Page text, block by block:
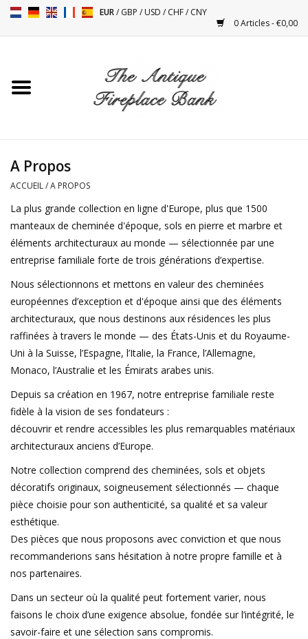
EUR/GBP /USD /CHF/CNY
0 Articles - €0,00
Cheminées Antiques
Poêles
Tables
Objets Anciens et Vintage
Objets Décoratifs Pour
Aménagement Extérieur
Sols En Pierre, Terre Cuite &
Marbre
Outlet
Clients Satisfaits
Marbres Antiques
Base de Données IA
Login
Cartes Cadeaux
A Propos
ACCUEIL/A PROPOS
La plus grande collection en ligne d'Europe, plus que 1500
manteaux de cheminée d'époque, sols en pierre et marbre et
éléments architecturaux au monde — sélectionnée par une
entreprise familiale forte de trois générations d’expertise.
Nous sélectionnons et mettons en valeur des cheminées
européennes d’exception et d'époque ainsi que des éléments
architecturaux, que nous destinons aux résidences les plus
raffinées à travers le monde — des États-Unis et du Royaume-
Uni à la Suisse, l’Espagne, l’Italie, la France, l’Allemagne,
Monaco, l’Australie et les Émirats arabes unis.
Depuis sa création en 1967, notre entreprise familiale reste
fidèle à la vision de ses fondateurs :
découvrir et rendre accessibles les plus remarquables matériaux
architecturaux anciens d’Europe.
Notre collection comprend des cheminées, sols et objets
décoratifs originaux, soigneusement sélectionnés — chaque
pièce choisie pour son authenticité, sa qualité et sa valeur
esthétique.
Des pièces que nous proposons avec conviction et que nous
recommanderions sans hésitation à notre propre famille et à
nos partenaires.
Dans un secteur où la qualité peut fortement varier, nous
faisons le choix d’une exigence absolue, fondée sur l’intégrité, le
savoir-faire et une sélection sans compromis.